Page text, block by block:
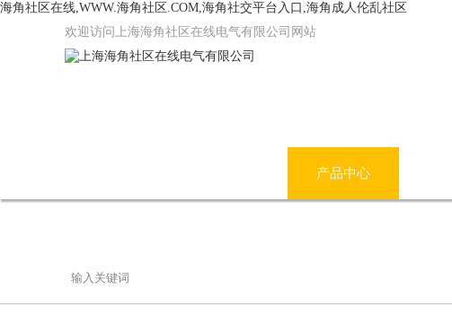
海角社区在线,WWW.海角社区.COM,海角社交平台入口,海角成人伦乱社区
欢迎访问上海海角社区在线电气有限公司网站
产品中心